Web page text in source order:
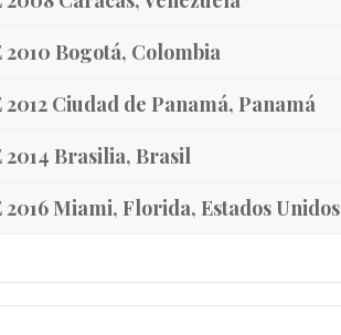
2010 Bogotá, Colombia
2012 Ciudad de Panamá, Panamá
2014 Brasilia, Brasil
2016 Miami, Florida, Estados Unidos